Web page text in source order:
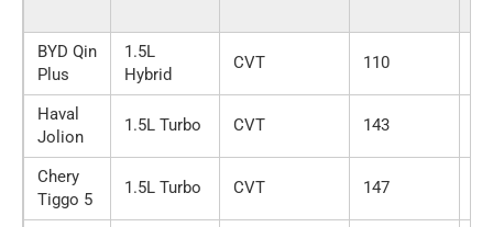
BYD Qin
Plus
1.5L
Hybrid
CVT 110
Haval
Jolion
1.5L Turbo CVT 143
Chery
Tiggo 5
1.5L Turbo CVT 147